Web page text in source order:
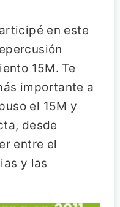
en este
15M. Te
importante a
el 15M y
desde
entre el
y las